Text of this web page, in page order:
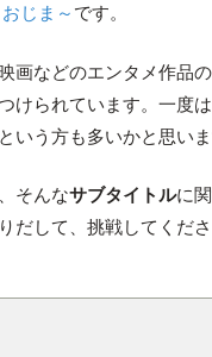
じま～ です。
画などのエンタメ作品
けられています。一度
いう方も多いかと思いま
そんなサブタイトルに
だして、挑戦してくださ